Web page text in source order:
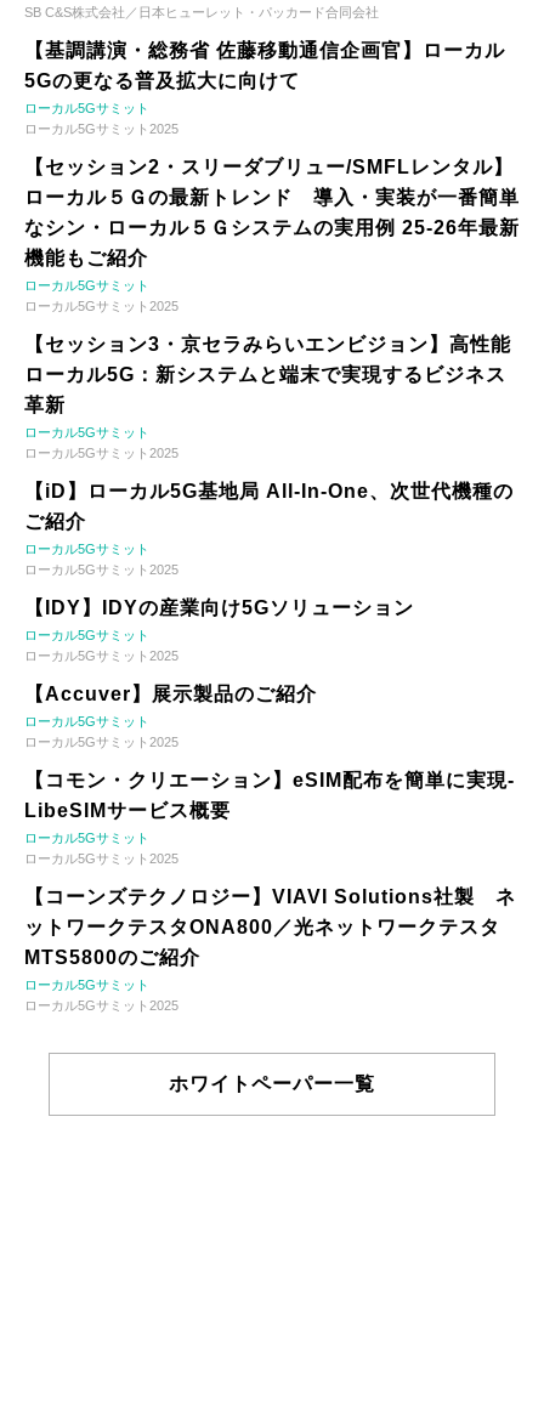
SB C&S株式会社／日本ヒューレット・パッカード合同会社
【基調講演・総務省 佐藤移動通信企画官】ローカル
5Gの更なる普及拡大に向けて
ローカル5Gサミット
ローカル5Gサミット2025
【セッション2・スリーダブリュー/SMFLレンタル】
ローカル５Ｇの最新トレンド 導入・実装が一番簡単
なシン・ローカル５Ｇシステムの実用例 25-26年最新
機能もご紹介
ローカル5Gサミット
ローカル5Gサミット2025
【セッション3・京セラみらいエンビジョン】高性能
ローカル5G：新システムと端末で実現するビジネス
革新
ローカル5Gサミット
ローカル5Gサミット2025
【iD】ローカル5G基地局 All-In-One、次世代機種の
ご紹介
ローカル5Gサミット
ローカル5Gサミット2025
【IDY】IDYの産業向け5Gソリューション
ローカル5Gサミット
ローカル5Gサミット2025
【Accuver】展示製品のご紹介
ローカル5Gサミット
ローカル5Gサミット2025
【コモン・クリエーション】eSIM配布を簡単に実現-
LibeSIMサービス概要
ローカル5Gサミット
ローカル5Gサミット2025
【コーンズテクノロジー】VIAVI Solutions社製 ネ
ットワークテスタONA800／光ネットワークテスタ
MTS5800のご紹介
ローカル5Gサミット
ローカル5Gサミット2025
ホワイトペーパー一覧